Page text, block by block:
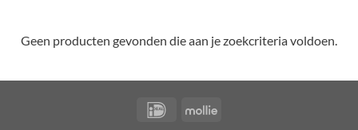
Geen producten gevonden die aan je zoekcriteria voldoen.